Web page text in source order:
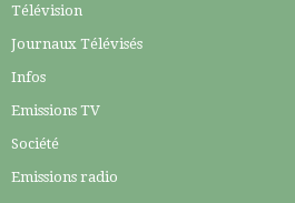
Télévision
Journaux Télévisés
Infos
Emissions TV
Société
Emissions radio